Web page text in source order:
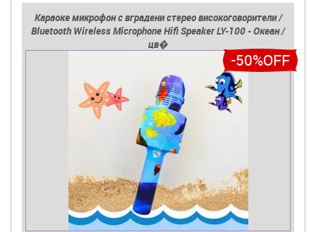
Караоке микрофон с вградени стерео високоговорители /
Bluetooth Wireless Microphone Hifi Speaker LY-100 - Океан /
цв�
-50%OFF